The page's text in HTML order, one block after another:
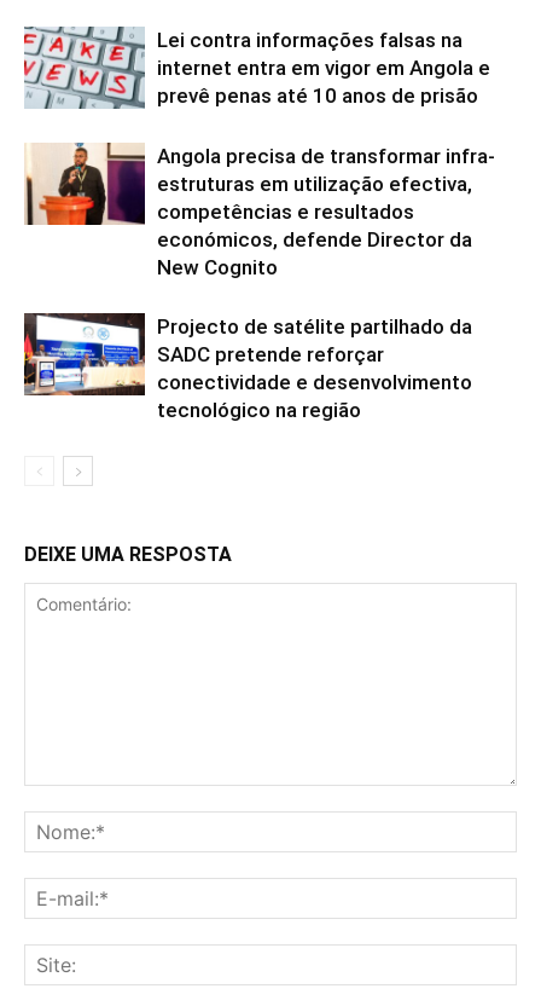
Lei contra informações falsas na
internet entra em vigor em Angola e
prevê penas até 10 anos de prisão
Angola precisa de transformar infra-
estruturas em utilização efectiva,
competências e resultados
económicos, defende Director da
New Cognito
Projecto de satélite partilhado da
SADC pretende reforçar
conectividade e desenvolvimento
tecnológico na região
DEIXE UMA RESPOSTA